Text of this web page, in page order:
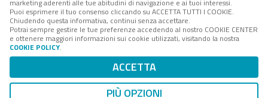
FPA s.r.l. è società soggetta a Direzione e
Coordinamento da parte di Digital360 S.p.A. - FPA s.r.l.
è un'azienda certificata per il sistema di management
Codice Fiscale/Partita IVA n. 10693191008 - R.E.A. Roma
n. 1249791. ISP AWS
Mappa del sito
marketing aderenti alle tue abitudini di navigazione e ai tuoi interessi.
Puoi esprimere il tuo consenso cliccando su ACCETTA TUTTI I COOKIE.
Chiudendo questa informativa, continui senza accettare.
Potrai sempre gestire le tue preferenze accedendo al nostro COOKIE CENTER
e ottenere maggiori informazioni sui cookie utilizzati, visitando la nostra
COOKIE POLICY.
ACCETTA
PIÙ OPZIONI